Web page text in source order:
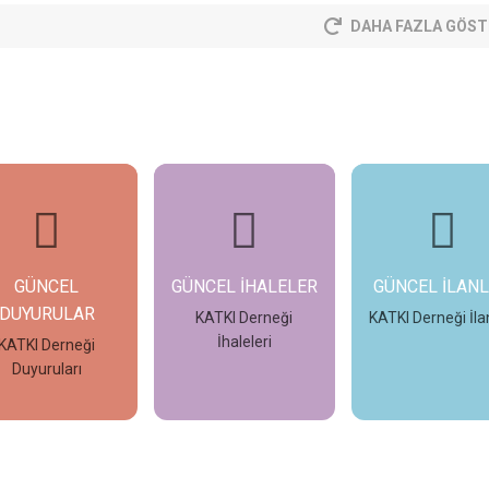
DAHA FAZLA
İHALELER
KATKI Derneği
İhaleleri
İncele
GÜNCEL İLANLAR
KATKI Derneği İlanları
FOTO
KATKI Derneği